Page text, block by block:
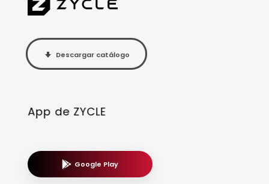
Descargar catálogo
App de ZYCLE
Google Play